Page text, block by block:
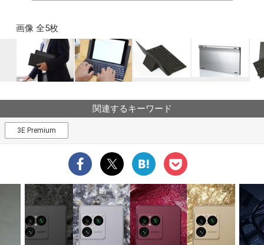
画像 全5枚
関連するキーワード
3E Premium